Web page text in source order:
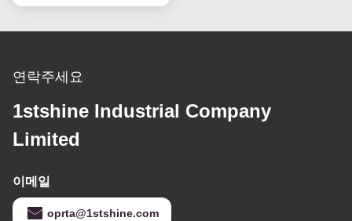
연락주세요
1stshine Industrial Company
Limited
이메일
oprta@1stshine.com